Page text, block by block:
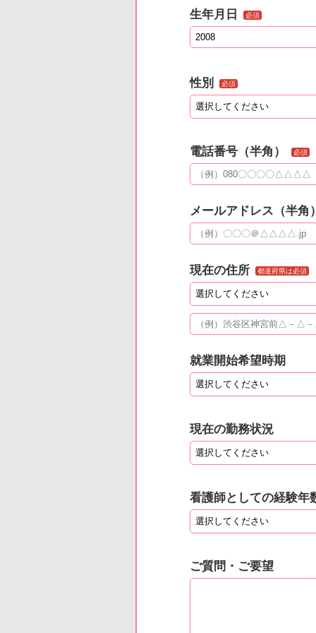
生年月日 必須
性別 必須
電話番号（半角） 必須
メールアドレス（半角
現在の住所 都道府県は必須
就業開始希望時期
現在の勤務状況
看護師としての経験年
ご質問・ご要望